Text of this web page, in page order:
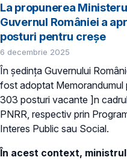
La propunerea
Guvernul României a
posturi pentru creșe
6 decembrie 2025
În ședința Guvernului
fost adoptat
303 posturi vacante ]n
PNRR, respectiv prin
Interes Public sau Social.
În acest context,